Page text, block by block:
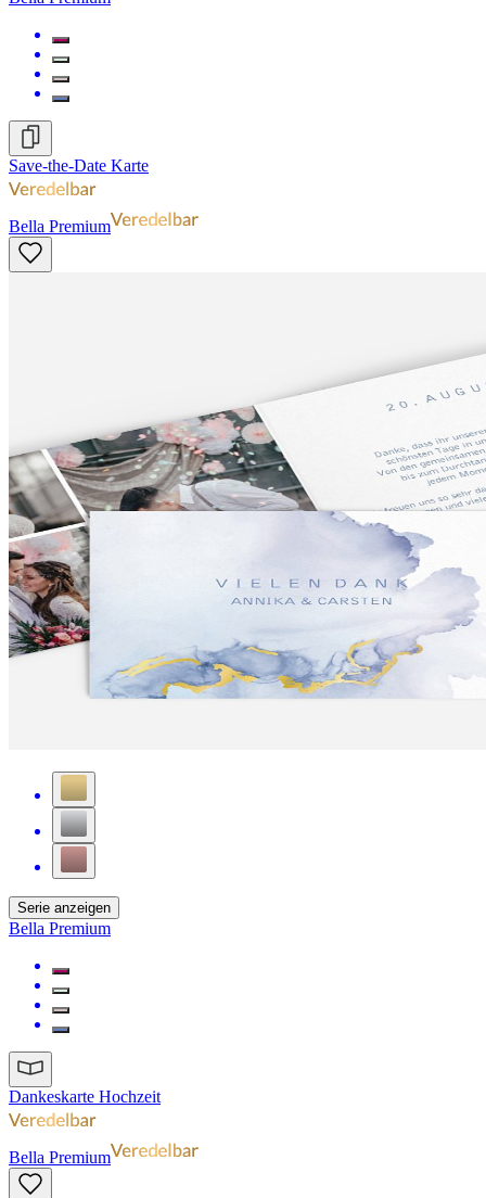
Save-the-Date Karte
Bella Premium
Serie anzeigen
Bella Premium
Dankeskarte Hochzeit
Bella Premium